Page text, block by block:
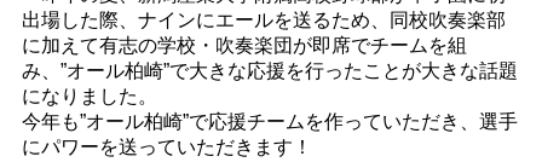
出場した際、ナインにエールを送るため、同校吹奏楽部
に加えて有志の学校・吹奏楽団が即席でチームを組
み、”オール柏崎”で大きな応援を行ったことが大きな話題
になりました。
今年も”オール柏崎”で応援チームを作っていただき、選手
にパワーを送っていただきます！